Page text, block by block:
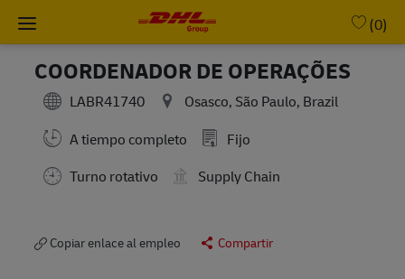
Skip to main content
(0)
COORDENADOR DE OPERAÇÕES
LABR41740
Osasco, São Paulo, Brazil
A tiempo completo
Fijo
Turno rotativo
Supply Chain
Copiar enlace al empleo Compartir